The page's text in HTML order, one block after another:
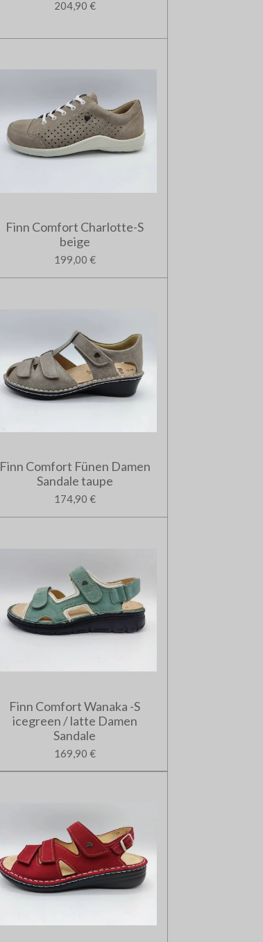
204,90 €
Finn Comfort Charlotte-S
beige
199,00 €
Finn Comfort Fünen Damen
Sandale taupe
174,90 €
Finn Comfort Wanaka -S
icegreen / latte Damen
Sandale
169,90 €